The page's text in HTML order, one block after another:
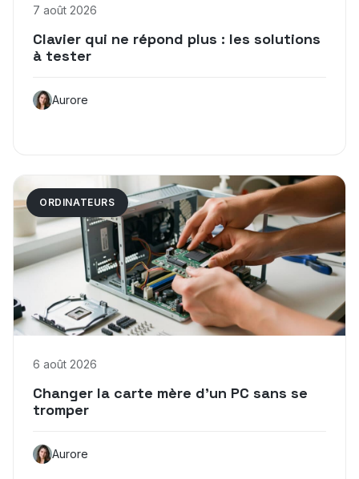
7 août 2026
Clavier qui ne répond plus : les solutions
à tester
Aurore
ORDINATEURS
6 août 2026
Changer la carte mère d’un PC sans se
tromper
Aurore